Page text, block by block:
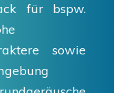
für bspw.
sowie